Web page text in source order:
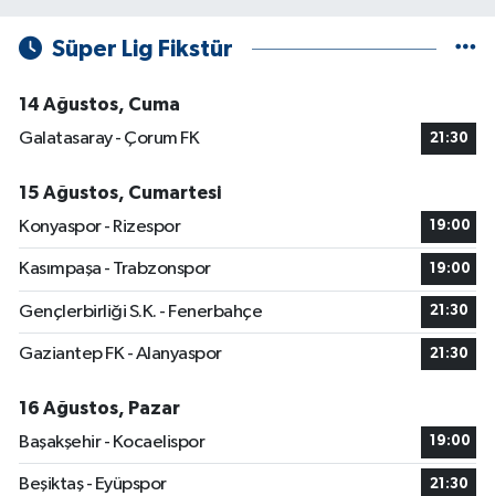
Süper Lig Fikstür
14 Ağustos, Cuma
Galatasaray - Çorum FK
21:30
15 Ağustos, Cumartesi
Konyaspor - Rizespor
19:00
Kasımpaşa - Trabzonspor 19:00
Gençlerbirliği S.K. - Fenerbahçe 21:30
Gaziantep FK - Alanyaspor 21:30
16 Ağustos, Pazar
Başakşehir - Kocaelispor
19:00
Beşiktaş - Eyüpspor 21:30